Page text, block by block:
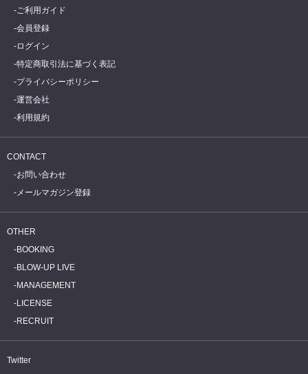
ご利用ガイド
会員登録
ログイン
特定商取引法に基づく表記
プライバシーポリシー
運営会社
利用規約
CONTACT
お問い合わせ
メールマガジン登録
OTHER
BOOKING
BLOW-UP LIVE
MANAGEMENT
LICENSE
RECRUIT
Twitter